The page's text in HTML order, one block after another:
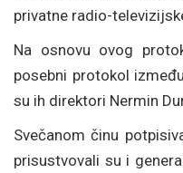
privatne radio-
Na osnovu ovog
posebni protokol
su ih direktori Nermin
Svečanom činu
prisustvovali su i